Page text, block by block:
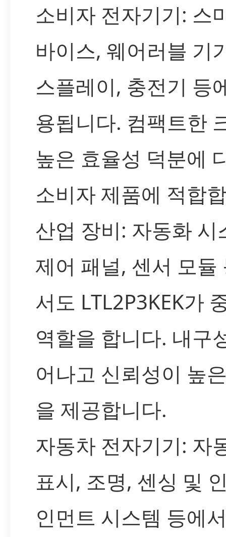
소비자 전자기기: 스
바이스, 웨어러블 기
스플레이, 충전기 등
용됩니다. 컴팩트한
높은 효율성 덕분에
소비자 제품에 적합
산업 장비: 자동화 시
제어 패널, 센서 모듈
서도 LTL2P3KEK가
역할을 합니다. 내구
어나고 신뢰성이 높
을 제공합니다.
자동차 전자기기: 자
표시, 조명, 센싱 및
인먼트 시스템 등에